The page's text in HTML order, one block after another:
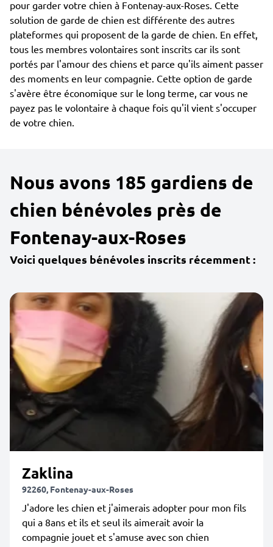
pour garder votre chien à Fontenay-aux-Roses. Cette
solution de garde de chien est différente des autres
plateformes qui proposent de la garde de chien. En effet,
tous les membres volontaires sont inscrits car ils sont
portés par l'amour des chiens et parce qu'ils aiment passer
des moments en leur compagnie. Cette option de garde
s'avère être économique sur le long terme, car vous ne
payez pas le volontaire à chaque fois qu'il vient s'occuper
de votre chien.
Nous avons 185 gardiens de
chien bénévoles près de
Fontenay-aux-Roses
Voici quelques bénévoles inscrits récemment :
Zaklina
92260, Fontenay-aux-Roses
J'adore les chien et j'aimerais adopter pour mon fils
qui a 8ans et ils et seul ils aimerait avoir la
compagnie jouet et s'amuse avec son chien